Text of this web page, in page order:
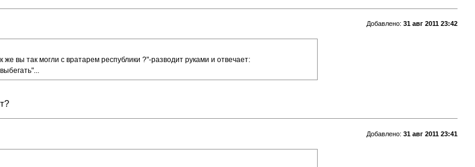
Добавлено: 31 авг 2011 23:42
вы так могли с вратарем республики ?"-разводит руками и отвечает:
Добавлено: 31 авг 2011 23:41